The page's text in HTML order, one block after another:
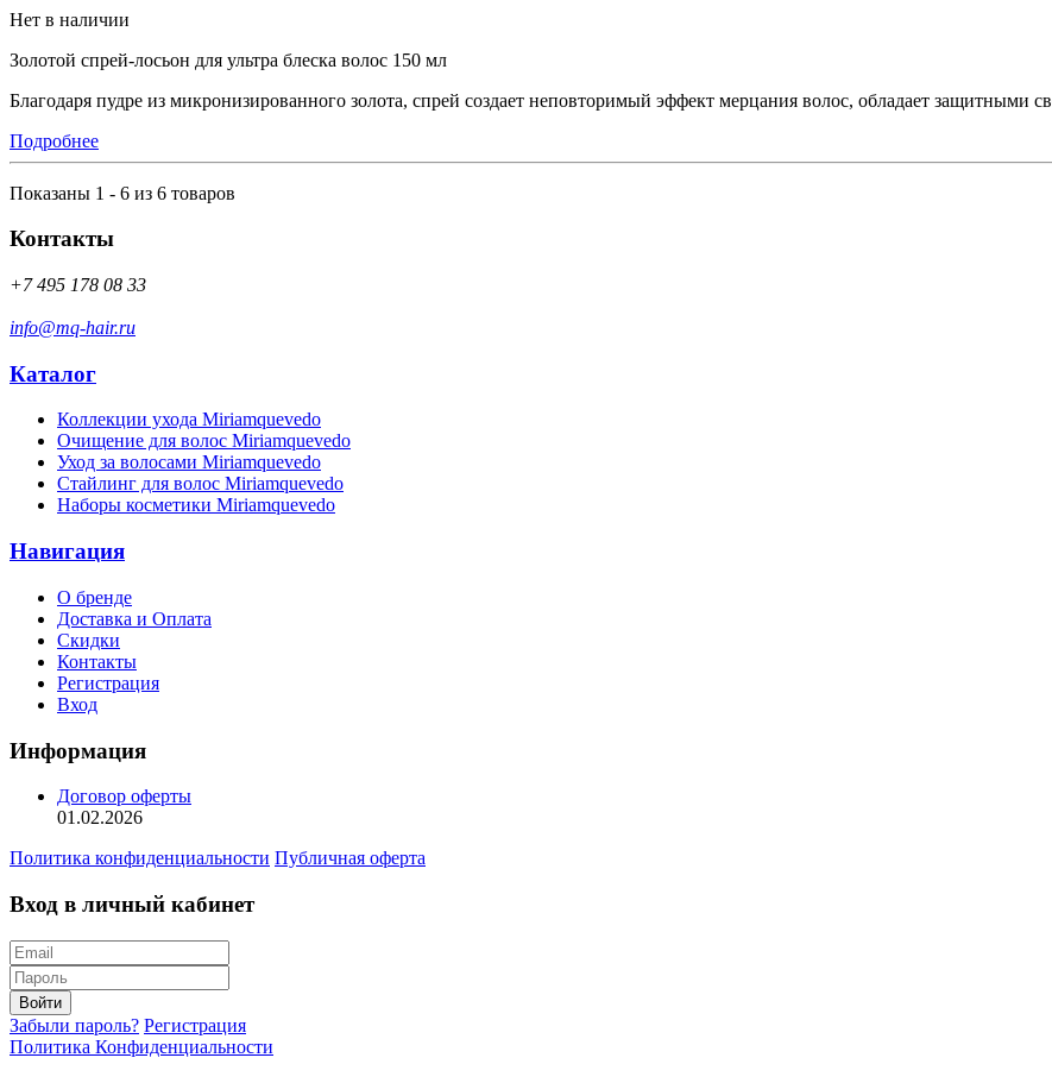
Нет в наличии
Золотой спрей-лосьон для ультра блеска волос 150 мл
Благодаря пудре из микронизированного золота, спрей создает неповторимый эффект мерцания волос, обладает защитными
Подробнее
Показаны 1 - 6 из 6 товаров
Контакты
+7 495 178 08 33
info@mq-hair.ru
Каталог
Коллекции ухода Miriamquevedo
Очищение для волос Miriamquevedo
Уход за волосами Miriamquevedo
Стайлинг для волос Miriamquevedo
Наборы косметики Miriamquevedo
Навигация
О бренде
Доставка и Оплата
Скидки
Контакты
Регистрация
Вход
Информация
Договор оферты
01.02.2026
Политика конфиденциальности Публичная оферта
Вход в личный кабинет
Войти
Забыли пароль? Регистрация
Политика Конфиденциальности